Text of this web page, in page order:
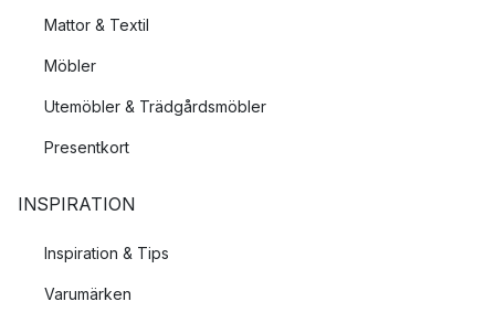
Mattor & Textil
Möbler
Utemöbler & Trädgårdsmöbler
Presentkort
INSPIRATION
Inspiration & Tips
Varumärken